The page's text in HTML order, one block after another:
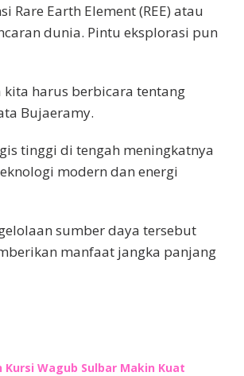
Earth Element (REE) atau
dunia. Pintu eksplorasi pun
kita harus berbicara tentang
Bujaeramy.
tinggi di tengah meningkatnya
modern dan energi
sumber daya tersebut
manfaat jangka panjang
Wagub Sulbar Makin Kuat